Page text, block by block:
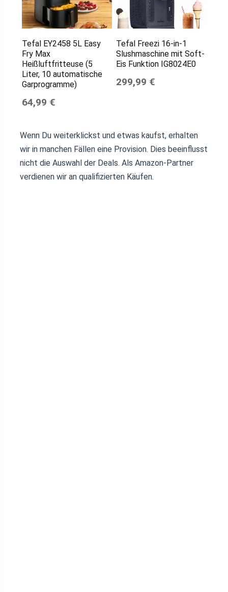
Tefal EY2458 5L Easy
Fry Max
Heißluftfritteuse (5
Liter, 10 automatische
Garprogramme)
64,99 €
Tefal Freezi 16-in-1
Slushmaschine mit Soft-
Eis Funktion IG8024E0
299,99 €
Wenn Du weiterklickst und etwas kaufst, erhalten
wir in manchen Fällen eine Provision. Dies beeinflusst
nicht die Auswahl der Deals. Als Amazon-Partner
verdienen wir an qualifizierten Käufen.